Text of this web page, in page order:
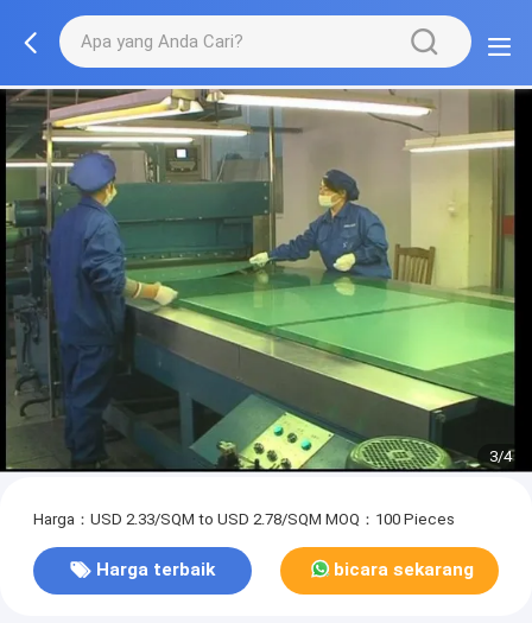
3/4
Harga：USD 2.33/SQM to USD 2.78/SQM MOQ：100 Pieces
Harga terbaik bicara sekarang